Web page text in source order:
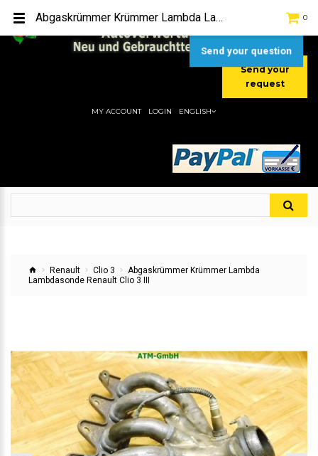
[+49] (0) 2232-5205
[+49] (0) 177 / 4080033
Send your
request
0
MY ACCOUNT LOGIN ENGLISH
Renault Clio 3
Abgaskrümmer Krümmer Lambda
Lambdasonde Renault Clio 3 III
Abgaskrümmer Krümmer Lambda Lambdasonde Renault Clio 3 III
Send your question